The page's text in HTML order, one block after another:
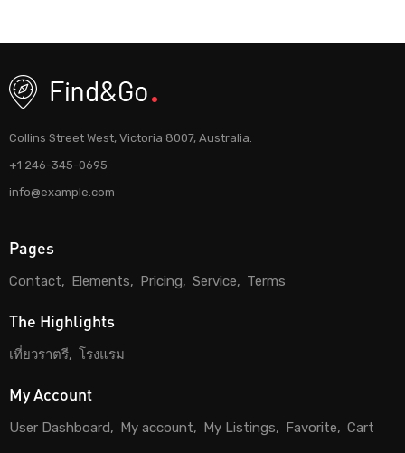
Collins Street West, Victoria 8007, Australia.
+1 246-345-0695
info@example.com
Pages
Contact Elements Pricing Service Terms
The Highlights
เที่ยวราตรี โรงแรม
My Account
User Dashboard My account My Listings Favorite Cart